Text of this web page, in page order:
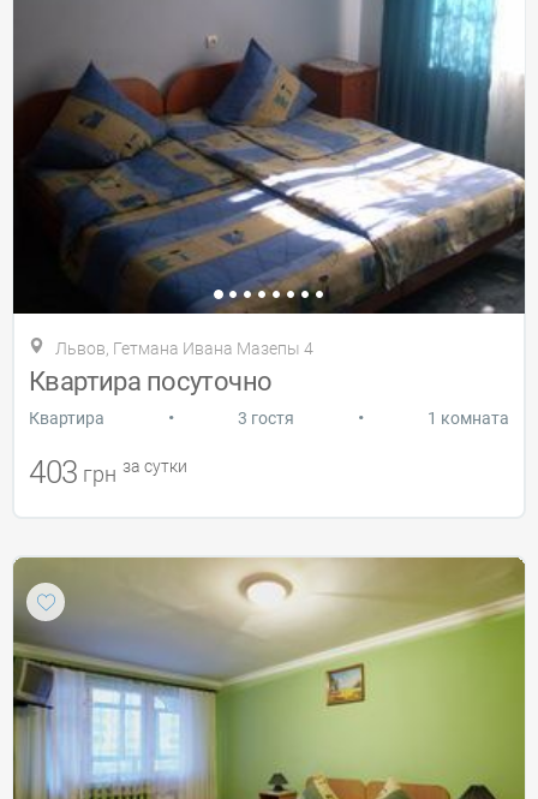
Львов, Гетмана Ивана Мазепы 4
Квартира посуточно
Квартира • 3 гостя • 1 комната
403 грн за сутки